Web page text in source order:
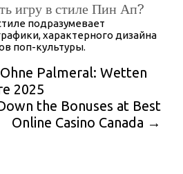
игру в стиле Пин Ап?
подразумевает
характерного дизайна
поп-культуры.
Palmeral: Wetten
2025
the Bonuses at Best
Online Casino Canada →